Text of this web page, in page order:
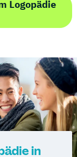
Logopädie
in